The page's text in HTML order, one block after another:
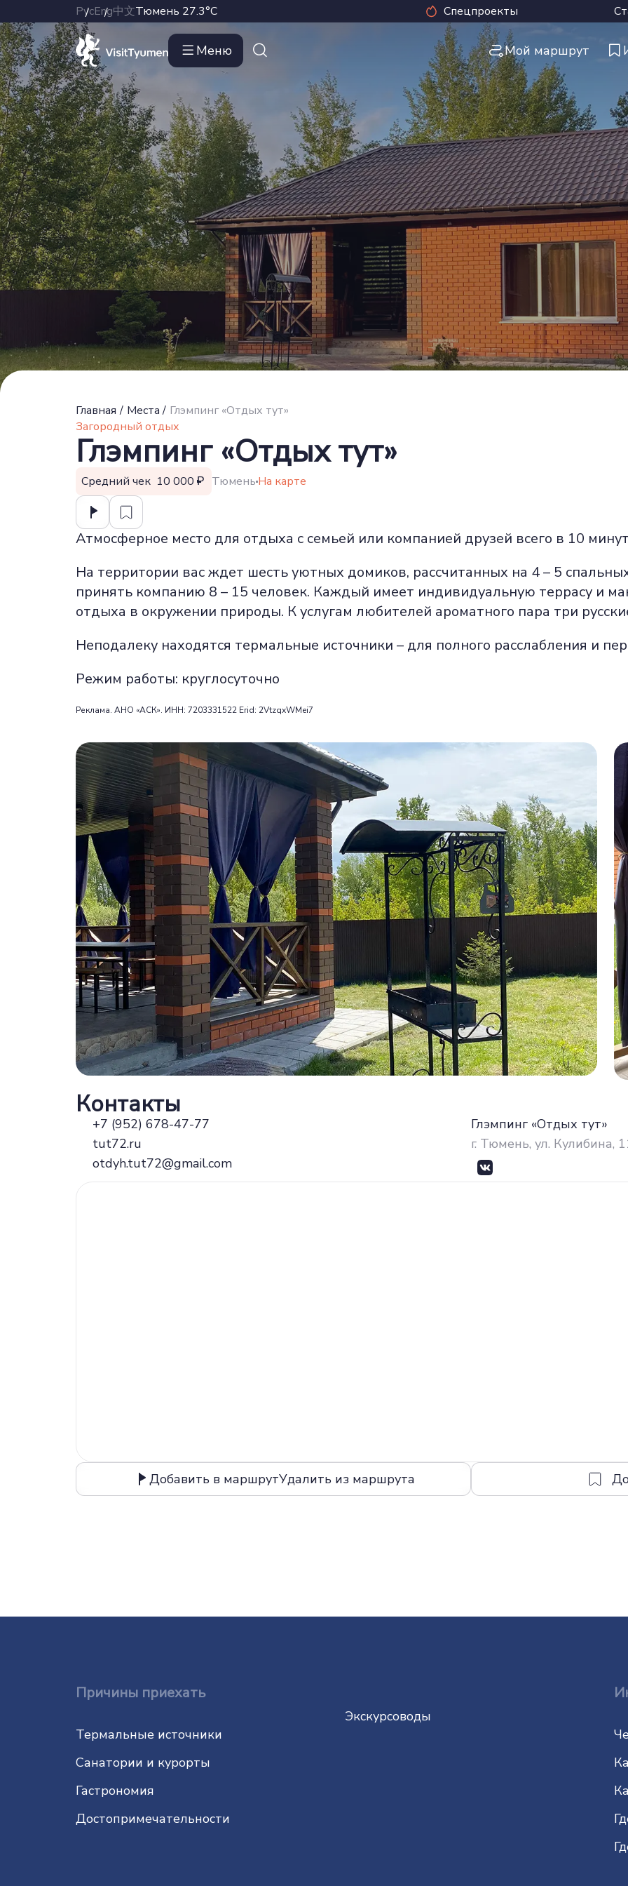
РусEng中文Тюмень 27.3°C Спецпроекты
Меню Мой маршрут
Главная / Места / Глэмпинг «Отдых тут»
Загородный отдых
Глэмпинг «Отдых тут»
Средний чек 10 000 ТюменьНа карте
Атмосферное место для отдыха с семьей или компанией друзей всего в 10
На территории вас ждет шесть уютных домиков, рассчитанных на 4 – 5
принять компанию 8 – 15 человек. Каждый имеет индивидуальную террасу и
отдыха в окружении природы. К услугам любителей ароматного пара три
Неподалеку находятся термальные источники – для полного расслабления и
Режим работы: круглосуточно
Реклама. АНО «АСК». ИНН: 7203331522 Erid: 2VtzqxWMei7
Контакты
+7 (952) 678-47-77
tut72.ru
otdyh.tut72@gmail.com
Глэмпинг «Отдых тут»
г. Тюмень, ул. Кулибина,
Добавить в маршрутУдалить из маршрута
Причины приехать
Термальные источники
Санатории и курорты
Гастрономия
До­сто­при­ме­ча­тель­нос­ти
Экскурсоводы